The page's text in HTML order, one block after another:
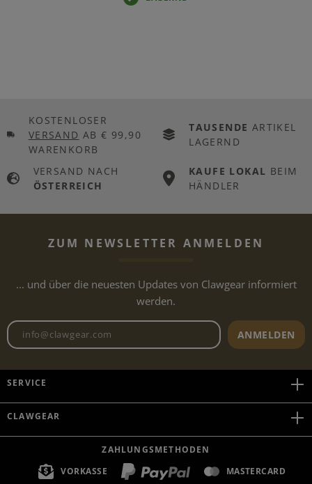
KOSTENLOSER
VERSAND AB € 99,90
WARENKORB
TAUSENDE ARTIKEL
LAGERND
VERSAND NACH
ÖSTERREICH
KAUFE LOKAL BEIM
HÄNDLER
ZUM NEWSLETTER ANMELDEN
... und über die neuesten Updates von Clawgear informiert
werden.
Newsletter E-Mail-Adresse
ANMELDEN
SERVICE
CLAWGEAR
ZAHLUNGSMETHODEN
VORKASSE
MASTERCARD